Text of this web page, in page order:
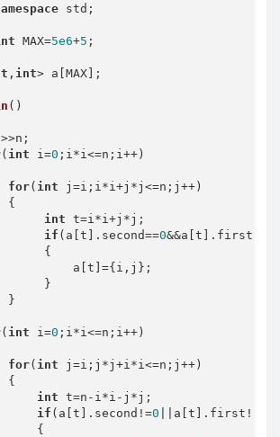
std;
MAX=5e6+5
, int> a[MAX];
()
( int i=0 ;i*i<=n;i++)
for( int j=i;i*i+j*j<=n;j++)
{
int t=i*i+j*j;
if (a[t].second==0&&a[t].first==
{
a[t]={i,j};
}
}
( int i=0 ;i*i<=n;i++)
for( int j=i;j*j+i*i<=n;j++)
{
int t=n-i*i-j*j;
if (a[t].second!=0 ||a[t].first!=
{